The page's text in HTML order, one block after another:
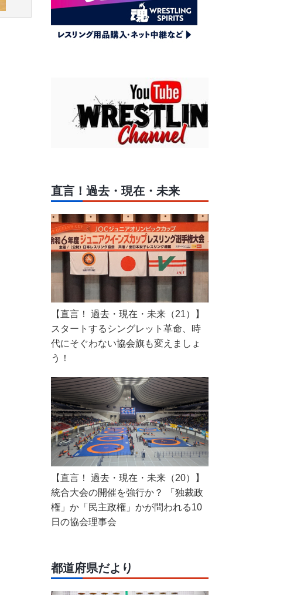
直言！過去・現在・未来
【直言！ 過去・現在・未来（21）】
スタートするシングレット革命、時
代にそぐわない協会旗も変えましょ
う！
【直言！ 過去・現在・未来（20）】
統合大会の開催を強行か？ 「独裁政
権」か「民主政権」かが問われる10
日の協会理事会
都道府県だより